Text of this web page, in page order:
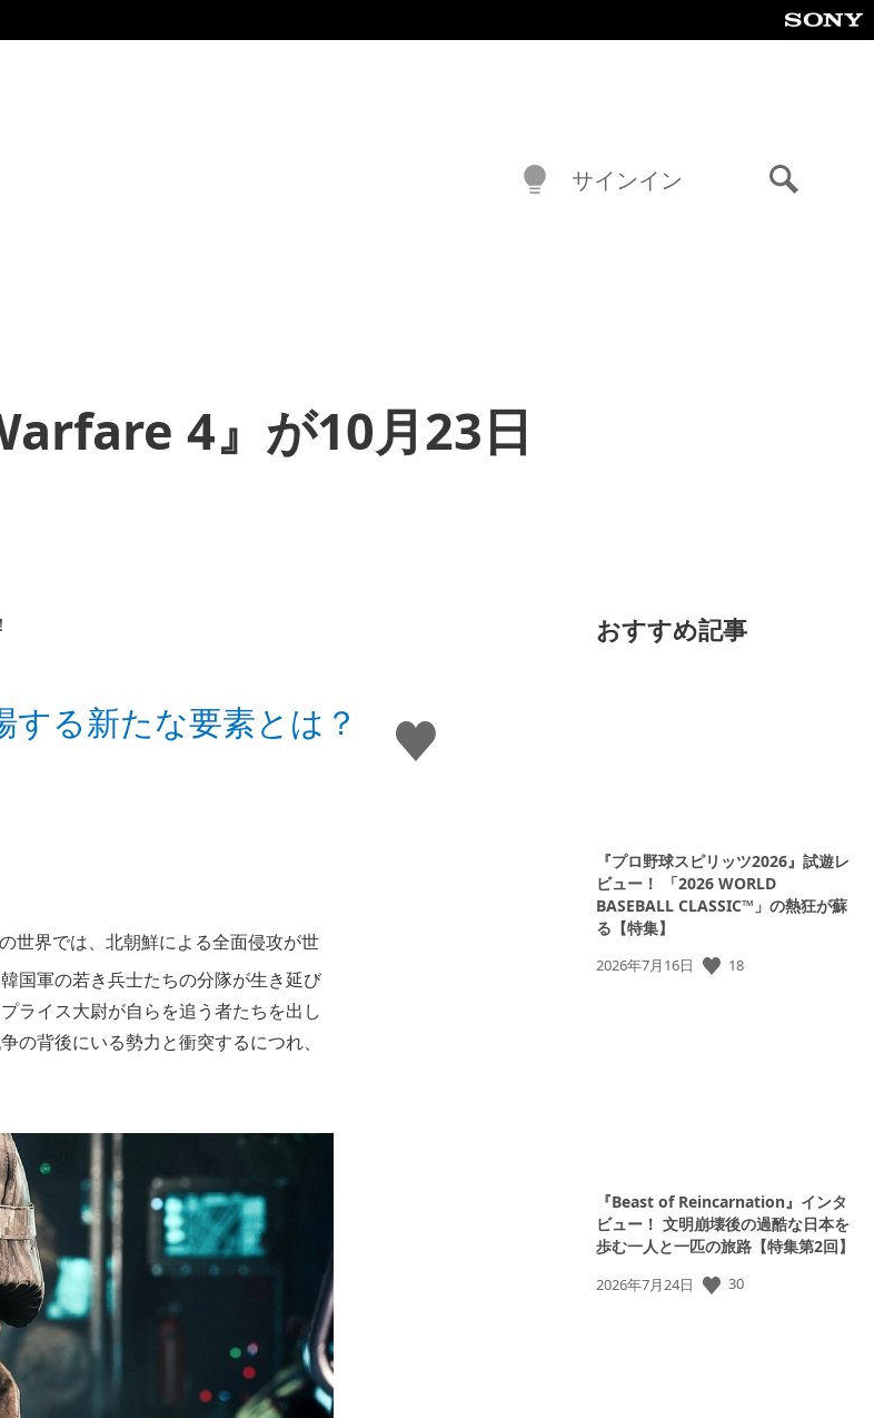
サインイン
4』が10月23日
い
い
ね
る新たな要素とは？
界では、北朝鮮による全面侵攻が世
国軍の若き兵士たちの分隊が生き延び
ライス大尉が自らを追う者たちを出し
背後にいる勢力と衝突するにつれ、
おすすめ記事
『プロ野球スピリッツ2026』試遊レ
ビュー！ 「2026 WORLD
BASEBALL CLASSIC™」の熱狂が蘇
る【特集】
公
2026年7月16日 18
『Beast of Reincarnation』インタ
ビュー！ 文明崩壊後の過酷な日本を
歩む一人と一匹の旅路【特集第2回】
公
2026年7月24日 30